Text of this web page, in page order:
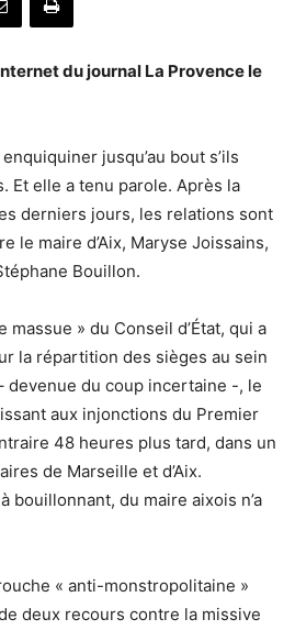
du journal La Provence le
jusqu’au bout s’ils
Et elle a tenu parole. Après la
derniers jours, les relations sont
le maire d’Aix, Maryse Joissains,
Bouillon.
massue » du Conseil d’État, qui a
la répartition des sièges au sein
devenue du coup incertaine -, le
aux injonctions du Premier
48 heures plus tard, dans un
de Marseille et d’Aix.
bouillonnant, du maire aixois n’a
« anti-monstropolitaine »
deux recours contre la missive